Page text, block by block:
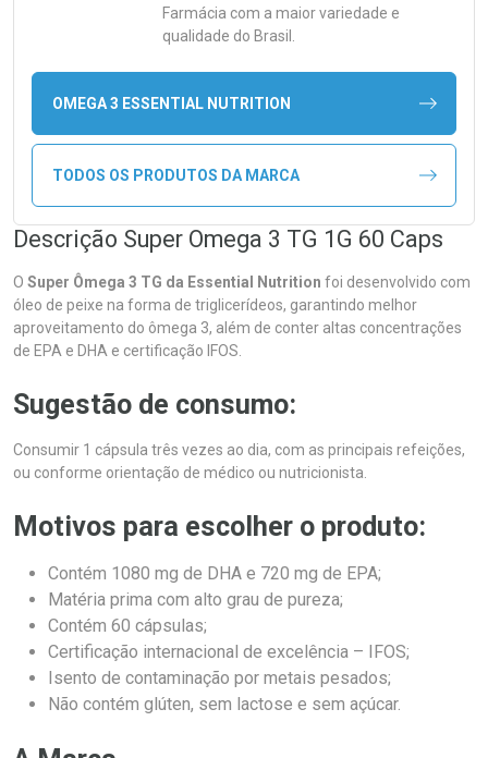
Farmácia com a maior variedade e
qualidade do Brasil.
OMEGA 3 ESSENTIAL NUTRITION
TODOS OS PRODUTOS DA MARCA
Descrição Super Omega 3 TG 1G 60 Caps
O Super Ômega 3 TG da Essential Nutrition foi desenvolvido com
óleo de peixe na forma de triglicerídeos, garantindo melhor
aproveitamento do ômega 3, além de conter altas concentrações
de EPA e DHA e certificação IFOS.
Sugestão de consumo:
Consumir 1 cápsula três vezes ao dia, com as principais refeições,
ou conforme orientação de médico ou nutricionista.
Motivos para escolher o produto:
Contém 1080 mg de DHA e 720 mg de EPA;
Matéria prima com alto grau de pureza;
Contém 60 cápsulas;
Certificação internacional de excelência – IFOS;
Isento de contaminação por metais pesados;
Não contém glúten, sem lactose e sem açúcar.